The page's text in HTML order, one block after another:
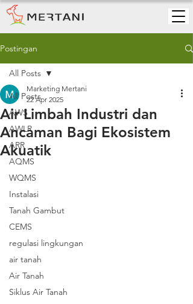
Postingan
All Posts
AWS
AWLR
ARR
AQMS
WQMS
Instalasi
Tanah Gambut
CEMS
regulasi lingkungan
air tanah
Air Tanah
Siklus Air Tanah
All Posts
Air Limbah Industri dan
Ancaman Bagi Ekosistem
Akuatik
Marketing Mertani
22 Apr 2025